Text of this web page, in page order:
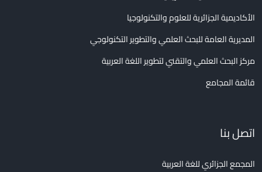
الأكاديمية الجزائرية للعلوم والتكنولوجيا
المديرية العامة للبحث العلمي والتطوير التكنولوجي
مركز البحث العلمي والتقني لتطوير اللغة العربية
قائمة المجامع
اتصل بنا
المجمع الجزائري للغة العربية